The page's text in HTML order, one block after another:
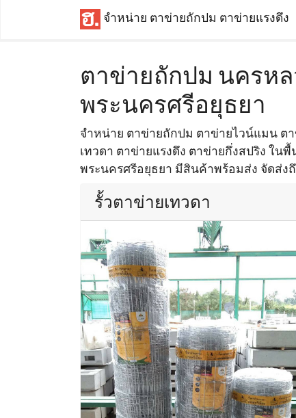
จำหน่าย ตาข่ายถักปม ตาข่ายแรงดึง
ตาข่ายถักปม นครหล
พระนครศรีอยุธยา
จำหน่าย ตาข่ายถักปม ตาข่ายไวน์แมน ต
เทวดา ตาข่ายแรงดึง ตาข่ายกึ่งสปริง ใน
พระนครศรีอยุธยา มีสินค้าพร้อมส่ง จัดส่ง
รั้วตาข่ายเทวดา